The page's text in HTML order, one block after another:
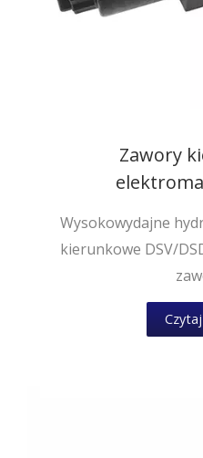
Zawory
Wysokowydajne
kierunkowe DSV/